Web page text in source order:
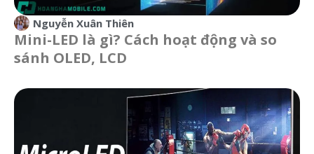
Nguyễn Xuân Thiên
Mini-LED là gì? Cách hoạt động và so
sánh OLED, LCD